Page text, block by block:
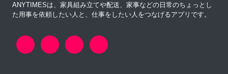
ANYTIMESは、家具組み立てや配送、家事などの日常のちょっとし
た用事を依頼したい人と、仕事をしたい人をつなげるアプリです。